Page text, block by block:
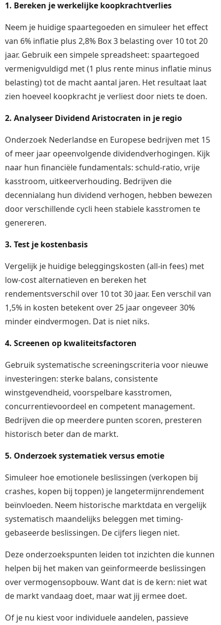
1. Bereken je werkelijke koopkrachtverlies
Neem je huidige spaartegoeden en simuleer het effect
van 6% inflatie plus 2,8% Box 3 belasting over 10 tot 20
jaar. Gebruik een simpele spreadsheet: spaartegoed
vermenigvuldigd met (1 plus rente minus inflatie minus
belasting) tot de macht aantal jaren. Het resultaat laat
zien hoeveel koopkracht je verliest door niets te doen.
2. Analyseer Dividend Aristocraten in je regio
Onderzoek Nederlandse en Europese bedrijven met 15
of meer jaar opeenvolgende dividendverhogingen. Kijk
naar hun financiële fundamentals: schuld-ratio, vrije
kasstroom, uitkeerverhouding. Bedrijven die
decennialang hun dividend verhogen, hebben bewezen
door verschillende cycli heen stabiele kasstromen te
genereren.
3. Test je kostenbasis
Vergelijk je huidige beleggingskosten (all-in fees) met
low-cost alternatieven en bereken het
rendementsverschil over 10 tot 30 jaar. Een verschil van
1,5% in kosten betekent over 25 jaar ongeveer 30%
minder eindvermogen. Dat is niet niks.
4. Screenen op kwaliteitsfactoren
Gebruik systematische screeningscriteria voor nieuwe
investeringen: sterke balans, consistente
winstgevendheid, voorspelbare kasstromen,
concurrentievoordeel en competent management.
Bedrijven die op meerdere punten scoren, presteren
historisch beter dan de markt.
5. Onderzoek systematiek versus emotie
Simuleer hoe emotionele beslissingen (verkopen bij
crashes, kopen bij toppen) je langetermijnrendement
beïnvloeden. Neem historische marktdata en vergelijk
systematisch maandelijks beleggen met timing-
gebaseerde beslissingen. De cijfers liegen niet.
Deze onderzoekspunten leiden tot inzichten die kunnen
helpen bij het maken van geïnformeerde beslissingen
over vermogensopbouw. Want dat is de kern: niet wat
de markt vandaag doet, maar wat jij ermee doet.
Of je nu kiest voor individuele aandelen, passieve